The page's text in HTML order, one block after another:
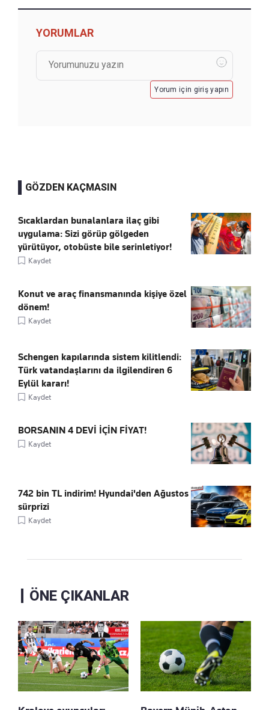
YORUMLAR
Yorum için giriş yapın
GÖZDEN KAÇMASIN
Sıcaklardan bunalanlara ilaç gibi
uygulama: Sizi görüp gölgeden
yürütüyor, otobüste bile serinletiyor!
Kaydet
Konut ve araç finansmanında kişiye özel
dönem!
Kaydet
Schengen kapılarında sistem kilitlendi:
Türk vatandaşlarını da ilgilendiren 6
Eylül kararı!
Kaydet
BORSANIN 4 DEVİ İÇİN FİYAT!
Kaydet
742 bin TL indirim! Hyundai'den Ağustos
sürprizi
Kaydet
ÖNE ÇIKANLAR